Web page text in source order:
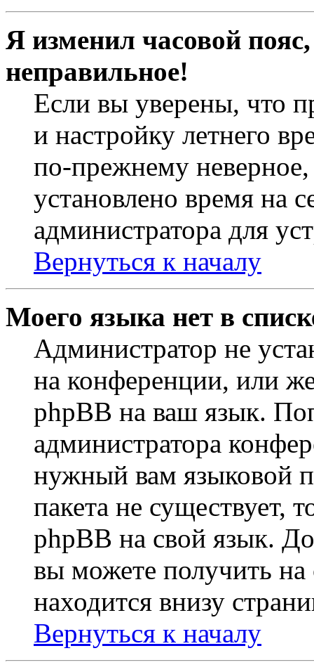
Я изменил часовой
неправильное!
Если вы уверены, что
и настройку летнего
по-прежнему неверное,
установлено время на
администратора для
Вернуться к началу
Моего языка нет в
Администратор не
на конференции, или
phpBB на ваш язык.
администратора
нужный вам языковой
пакета не существует,
phpBB на свой язык.
вы можете получить на
находится внизу
Вернуться к началу